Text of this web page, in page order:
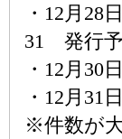
・12月28
31 発行
・12月30
・12月31
※件数が